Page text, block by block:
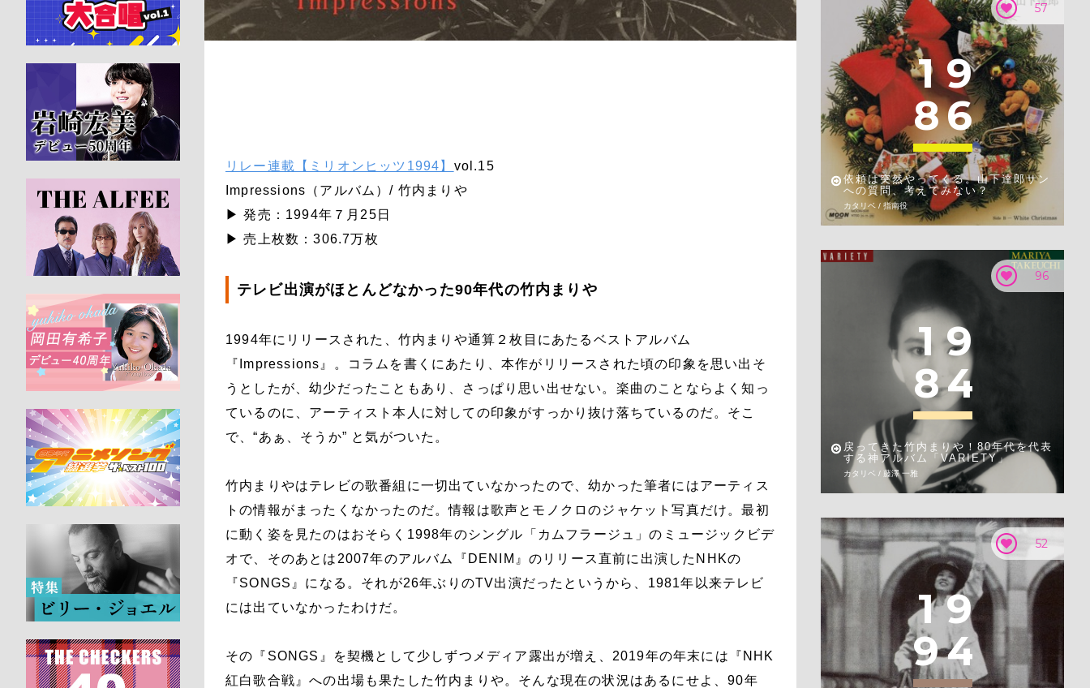
リレー連載【ミリオンヒッツ1994】 vol.15
Impressions（アルバム）/ 竹内まりや
▶ 発売：1994年７月25日
▶ 売上枚数：306.7万枚
テレビ出演がほとんどなかった90年代の竹内まりや
1994年にリリースされた、竹内まりや通算２枚目にあたるベストアルバム
『Impressions』。コラムを書くにあたり、本作がリリースされた頃の印象を思い出そ
うとしたが、幼少だったこともあり、さっぱり思い出せない。楽曲のことならよく知っ
ているのに、アーティスト本人に対しての印象がすっかり抜け落ちているのだ。そこ
で、“あぁ、そうか” と気がついた。
竹内まりやはテレビの歌番組に一切出ていなかったので、幼かった筆者にはアーティス
トの情報がまったくなかったのだ。情報は歌声とモノクロのジャケット写真だけ。最初
に動く姿を見たのはおそらく1998年のシングル「カムフラージュ」のミュージックビデ
オで、そのあとは2007年のアルバム『DENIM』のリリース直前に出演したNHKの
『SONGS』になる。それが26年ぶりのTV出演だったというから、1981年以来テレビ
には出ていなかったわけだ。
その『SONGS』を契機として少しずつメディア露出が増え、2019年の年末には『NHK
紅白歌合戦』への出場も果たした竹内まりや。そんな現在の状況はあるにせよ、90年
57
1 9
86
依頼は突然やってくる。山下達郎サン
への質問、考えてみない？
カタリベ / 指南役
96
1 9
84
戻ってきた竹内まりや！80年代を代表
する神アルバム「VARIETY」
カタリベ / 藤澤 一雅
52
1 9
94